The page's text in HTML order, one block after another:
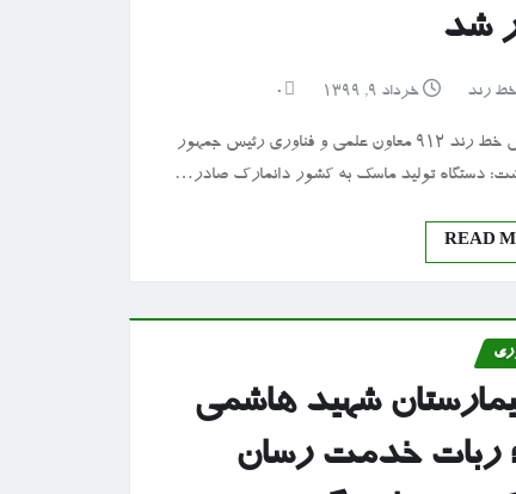
شد
خط رند خرداد ۹, ۱۳۹۹ 0
به گزارش خط رند ۹۱۲ معاون علمی و فناوری رئیس جمهور
دستگاه تولید ماسک به کشور دانمارک صادر…
READ
شهید هاشمی
ربات خدمت رسان